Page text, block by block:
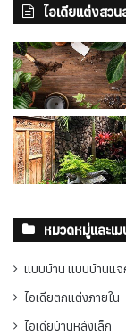
ไอเดียแต่งสว
หมวดหมู่และเม
แบบบ้าน แบบบ้านแจ
ไอเดียตกแต่งภายใน
ไอเดียบ้านหลังเล็ก